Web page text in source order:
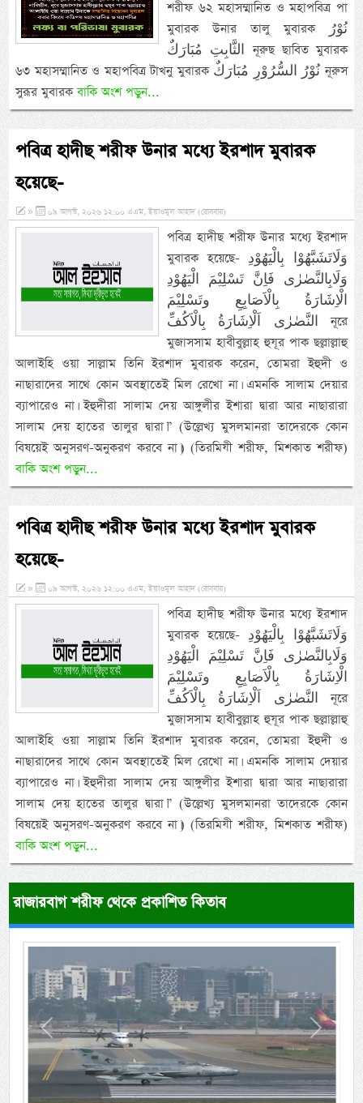
শরীফ ৬২ মহাসম্মানিত ও মহাপবিত্র পা
মুবারক উনার তালু মুবারক نُوْرُ
الثَّابِتِ مُبَارَكٌ নূরুছ ছাবিত মুবারক
৬৩ মহাসম্মানিত ও মহাপবিত্র টাখনু মুবারক نُوْرُ السُّرُوْرِ مُبَارَكٌ নূরুস
সুরূর মুবারকবাকি অংশ পড়ুন...
পবিত্র হাদীছ শরীফ উনার মধ্যে ইরশাদ মুবারক
হয়েছে-
» ০৯ আগস্ট, ২০২৬ ১২:০০ এএম, ইয়াওমুল আহাদ (রোববার)
পবিত্র হাদীছ শরীফ উনার মধ্যে ইরশাদ
মুবারক হয়েছে- وَلَاتَشَبَّهُوْا بِالْيَهُوْدِ
وَلَابِالنَّصٰرٰى فَاِنَّ تَسْلِيْمَ الْيَهُوْدِ
الْاِشَارَةُ بِالْاَصَابِعِ وتَسْلِيْمَ
النَّصٰرٰى اَلْاِشَارَةُ بِالْاَكُفِّ নূরে
মুজাসসাম হাবীবুল্লাহ হুযূর পাক ছল্লাল্লাহু
আলাইহি ওয়া সাল্লাম তিনি ইরশাদ মুবারক করেন, তোমরা ইহুদী ও
নাছারাদের সাথে কোন অবস্থাতেই মিল রেখো না। এমনকি সালাম দেয়ার
ব্যাপারেও না। ইহুদীরা সালাম দেয় আঙ্গুলীর ইশারা দ্বারা আর নাছারারা
সালাম দেয় হাতের তালুর দ্বারা।” (উল্লেখ্য মুসলমানরা তাদেরকে কোন
বিষয়েই অনুসরণ-অনুকরণ করবে না।) (তিরমিযী শরীফ, মিশকাত শরীফ)
বাকি অংশ পড়ুন...
পবিত্র হাদীছ শরীফ উনার মধ্যে ইরশাদ মুবারক
হয়েছে-
» ০৯ আগস্ট, ২০২৬ ১২:০০ এএম, ইয়াওমুল আহাদ (রোববার)
পবিত্র হাদীছ শরীফ উনার মধ্যে ইরশাদ
মুবারক হয়েছে- وَلَاتَشَبَّهُوْا بِالْيَهُوْدِ
وَلَابِالنَّصٰرٰى فَاِنَّ تَسْلِيْمَ الْيَهُوْدِ
الْاِشَارَةُ بِالْاَصَابِعِ وتَسْلِيْمَ
النَّصٰرٰى اَلْاِشَارَةُ بِالْاَكُفِّ নূরে
মুজাসসাম হাবীবুল্লাহ হুযূর পাক ছল্লাল্লাহু
আলাইহি ওয়া সাল্লাম তিনি ইরশাদ মুবারক করেন, তোমরা ইহুদী ও
নাছারাদের সাথে কোন অবস্থাতেই মিল রেখো না। এমনকি সালাম দেয়ার
ব্যাপারেও না। ইহুদীরা সালাম দেয় আঙ্গুলীর ইশারা দ্বারা আর নাছারারা
সালাম দেয় হাতের তালুর দ্বারা।” (উল্লেখ্য মুসলমানরা তাদেরকে কোন
বিষয়েই অনুসরণ-অনুকরণ করবে না।) (তিরমিযী শরীফ, মিশকাত শরীফ)
বাকি অংশ পড়ুন...
রাজারবাগ শরীফ থেকে প্রকাশিত কিতাব
Previous Next